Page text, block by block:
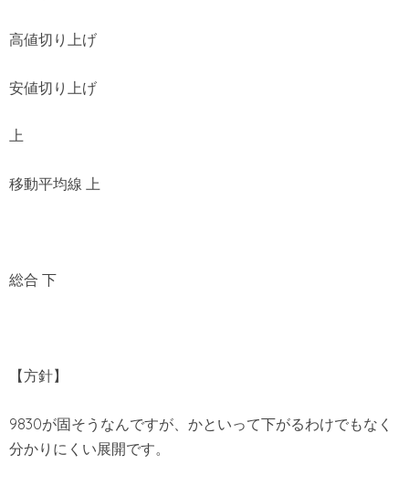
高値切り上げ
安値切り上げ
上
移動平均線 上
総合 下
【方針】
9830が固そうなんですが、かといって下がるわけでもなく
分かりにくい展開です。